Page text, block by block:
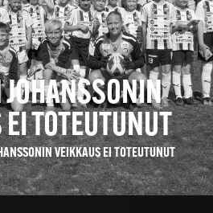
JOHANSSONIN
TOTEUTUNUT
VEIKKAUS EI TOTEUTUNUT